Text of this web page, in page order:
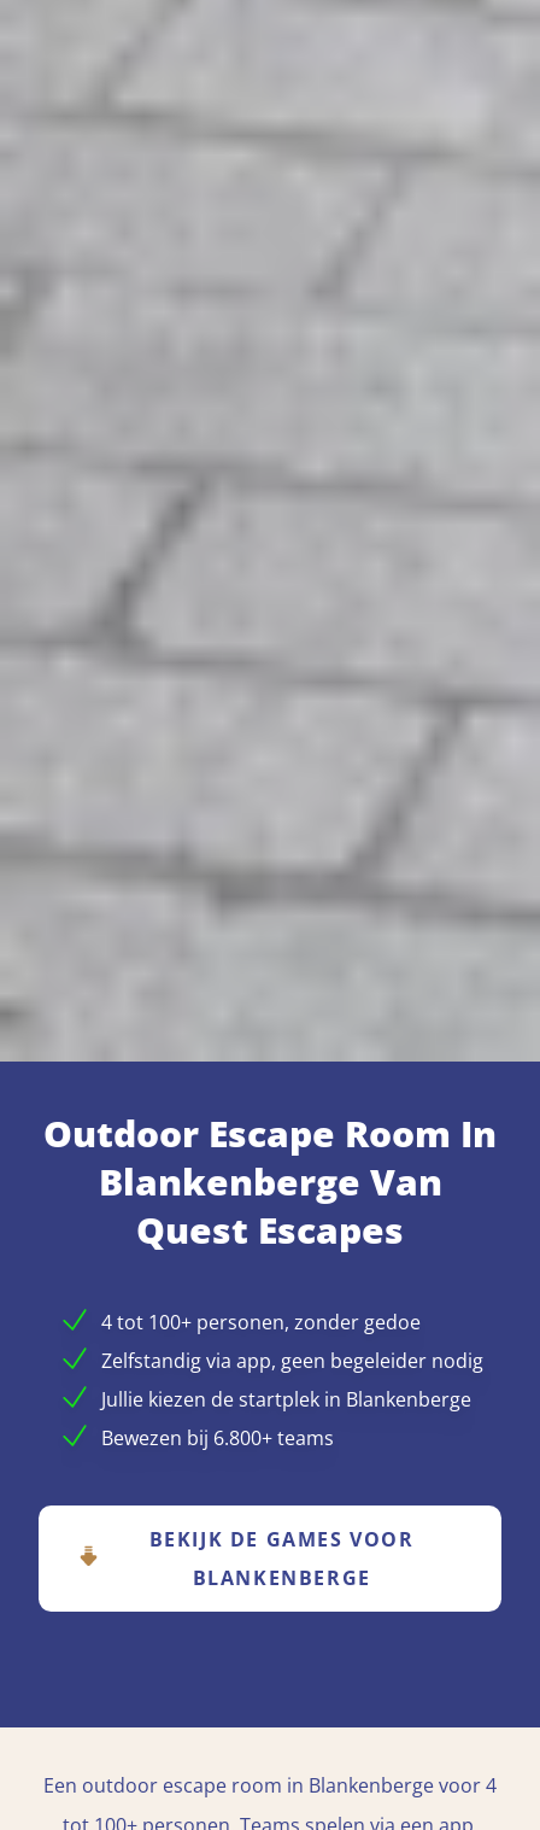
Outdoor Escape Room In
Blankenberge Van
Quest Escapes
4 tot 100+ personen, zonder gedoe
Zelfstandig via app, geen begeleider nodig
Jullie kiezen de startplek in Blankenberge
Bewezen bij 6.800+ teams
BEKIJK DE GAMES VOOR
BLANKENBERGE
Een outdoor escape room in Blankenberge voor 4